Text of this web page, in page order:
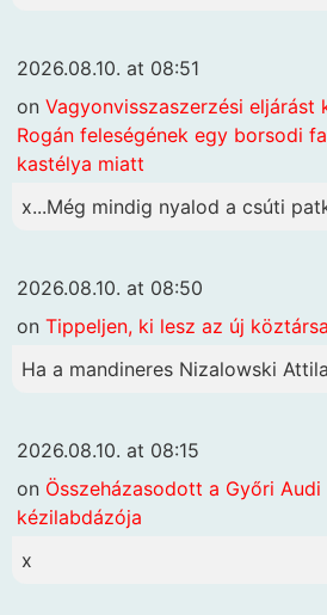
2026.08.10. at 08:51
on Vagyonvisszaszerzési eljárást
Rogán feleségének egy borsodi
kastélya miatt
x...Még mindig nyalod a csúti
2026.08.10. at 08:50
on Tippeljen, ki lesz az új
Ha a mandineres Nizalowski
2026.08.10. at 08:15
on Összeházasodott a Győri Audi
kézilabdázója
x